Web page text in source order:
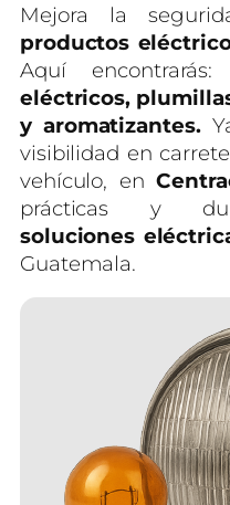
Mejora la
productos
Aquí encontrarás:
eléctricos,
y aromatizantes.
visibilidad en
vehículo, en
prácticas y
soluciones
Guatemala.